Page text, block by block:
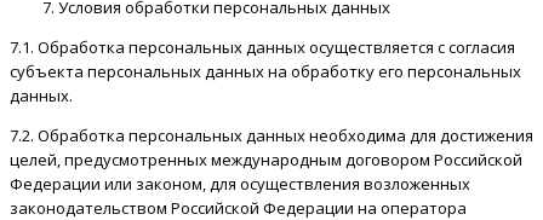
Условия обработки персональных данных
7.1. Обработка персональных данных осуществляется с согласия
субъекта персональных данных на обработку его персональных
данных.
7.2. Обработка персональных данных необходима для достижения
целей, предусмотренных международным договором Российской
Федерации или законом, для осуществления возложенных
законодательством Российской Федерации на оператора